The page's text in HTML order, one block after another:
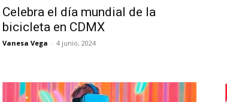
Celebra el día mundial de la
bicicleta en CDMX
Vanesa Vega - 4 junio, 2024